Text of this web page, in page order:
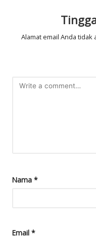
Alamat email Anda
Nama *
Email *